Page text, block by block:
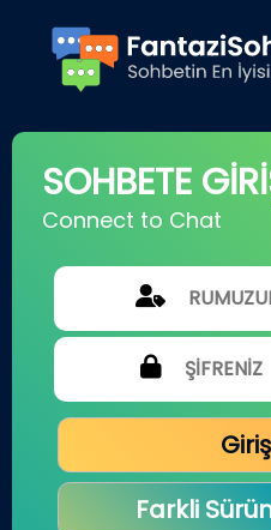
SOHBETE
Connect to Chat
Farkli